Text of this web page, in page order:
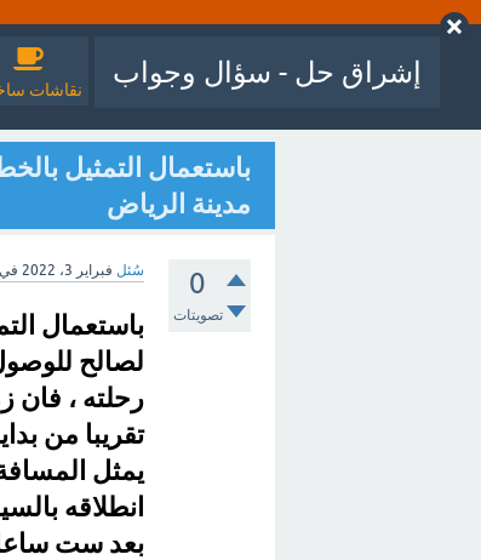
إشراق حل - سؤال وجواب
نقاشات
باستعمال التمثيل
مدينة الرياض
0
تصويتات
سُئل فبراير 3، 2022
باستعمال
لصالح
رحلته ،
تقريبا من
يمثل
انطلاقه
بعد ست